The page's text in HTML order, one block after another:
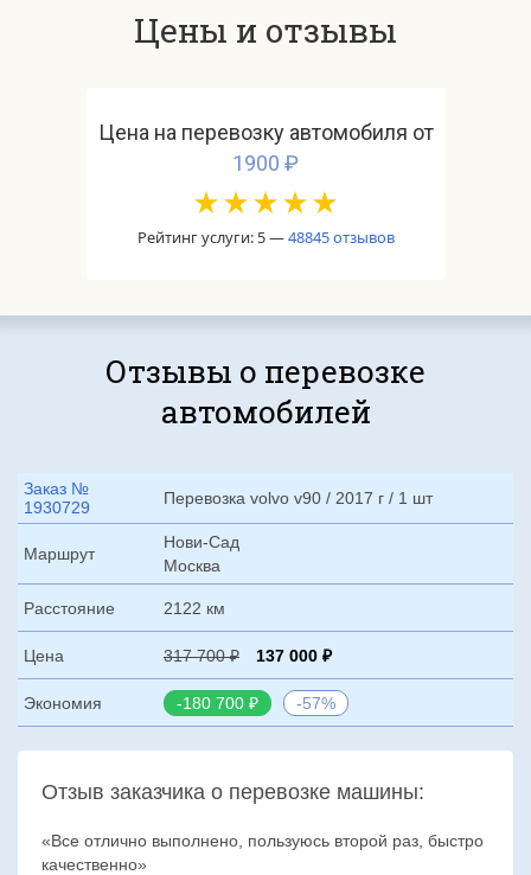
Цены и отзывы
Цена на перевозку автомобиля от
1900
Рейтинг услуги: 5 —48845 отзывов
Отзывы о перевозке
автомобилей
Заказ №
1930729
Перевозка volvo v90 / 2017 г / 1 шт
Маршрут
Нови-Сад
Москва
Расстояние 2122 км
Цена 317 700 137 000
Экономия -180 700 -57%
Отзыв заказчика о перевозке машины:
Все отлично выполнено, пользуюсь второй раз, быстро
качественно